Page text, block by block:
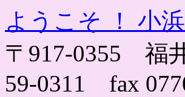
ようこそ ！ 小
〒917-0355 福
59-0311 fax